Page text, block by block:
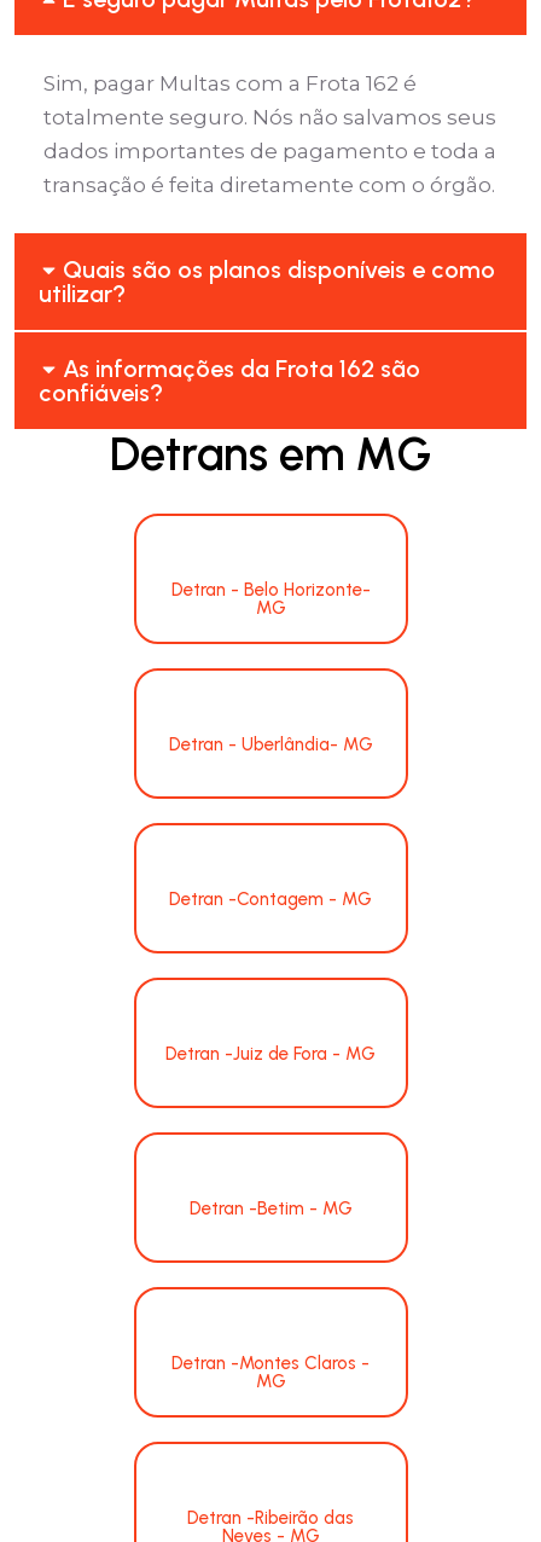
Sim, pagar Multas com a Frota 162 é
totalmente seguro. Nós não salvamos seus
dados importantes de pagamento e toda a
transação é feita diretamente com o órgão.
Quais são os planos disponíveis e como
utilizar?
As informações da Frota 162 são
confiáveis?
Detrans em MG
Detran - Belo Horizonte-
MG
Detran - Uberlândia- MG
Detran -Contagem - MG
Detran -Juiz de Fora - MG
Detran -Betim - MG
Detran -Montes Claros -
MG
Detran -Ribeirão das
Neves - MG